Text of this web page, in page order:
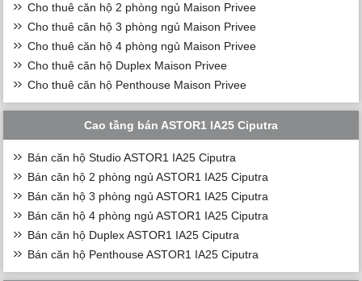
Cho thuê căn hộ 2 phòng ngủ Maison Privee
Cho thuê căn hộ 3 phòng ngủ Maison Privee
Cho thuê căn hộ 4 phòng ngủ Maison Privee
Cho thuê căn hộ Duplex Maison Privee
Cho thuê căn hộ Penthouse Maison Privee
Cao tầng bán ASTOR1 IA25 Ciputra
Bán căn hộ Studio ASTOR1 IA25 Ciputra
Bán căn hộ 2 phòng ngủ ASTOR1 IA25 Ciputra
Bán căn hộ 3 phòng ngủ ASTOR1 IA25 Ciputra
Bán căn hộ 4 phòng ngủ ASTOR1 IA25 Ciputra
Bán căn hộ Duplex ASTOR1 IA25 Ciputra
Bán căn hộ Penthouse ASTOR1 IA25 Ciputra